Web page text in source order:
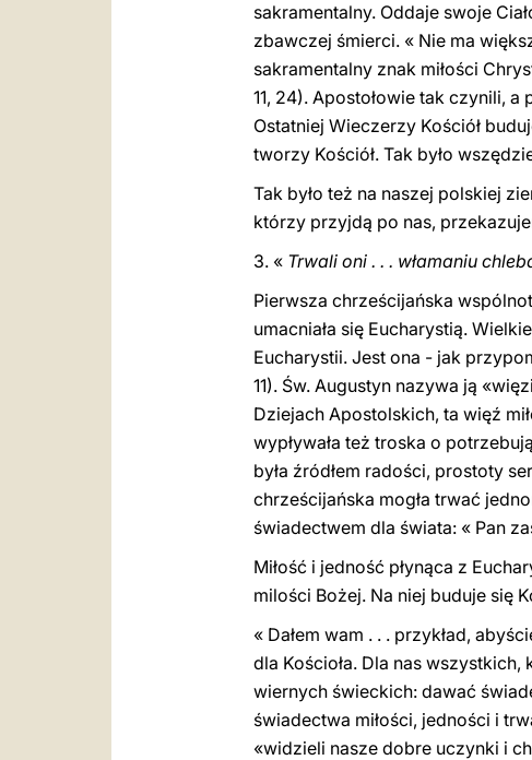
sakramentalny. Oddaje swoje
zbawczej śmierci. « Nie ma
sakramentalny znak miłości
11, 24). Apostołowie tak czynili,
Ostatniej Wieczerzy Kościół
tworzy Kościół. Tak było
Tak było też na naszej polskiej
którzy przyjdą po nas,
3. « Trwali oni . . . włamaniu
Pierwsza chrześcijańska
umacniała się Eucharystią.
Eucharystii. Jest ona - jak
11). Św. Augustyn nazywa ją
Dziejach Apostolskich, ta więź
wypływała też troska o
była źródłem radości, prostoty
chrześcijańska mogła trwać
świadectwem dla świata: « Pan
Miłość i jedność płynąca z
milości Bożej. Na niej buduje się
« Dałem wam . . . przykład,
dla Kościoła. Dla nas
wiernych świeckich: dawać
świadectwa miłości, jedności i
«widzieli nasze dobre uczynki i